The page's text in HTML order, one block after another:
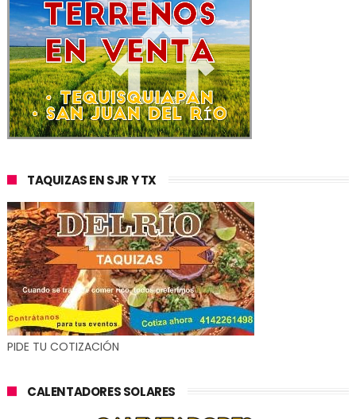
TAQUIZAS EN SJR Y TX
PIDE TU COTIZACIÓN
CALENTADORES SOLARES